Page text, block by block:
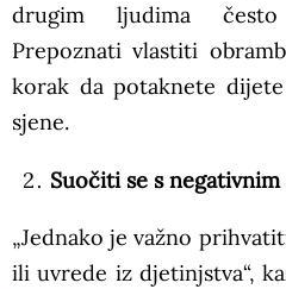
drugim ljudima
Prepoznati vlastiti
korak da potaknete
sjene.
Suočiti se s negativnim
„Jednako je važno
ili uvrede iz djetinjstva“,